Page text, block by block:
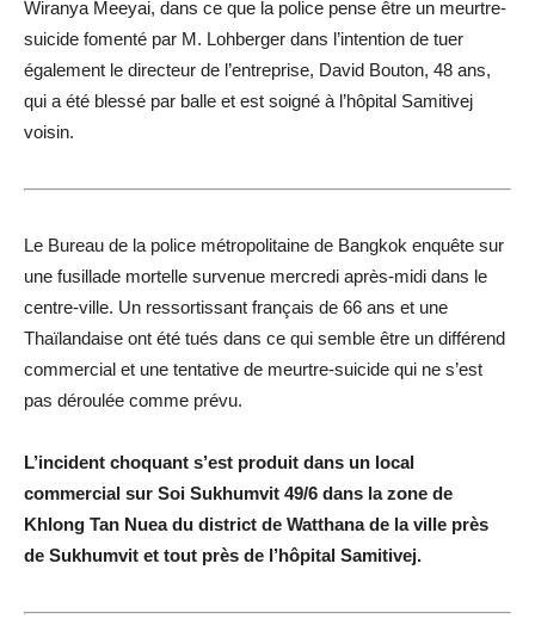
Wiranya Meeyai, dans ce que la police pense être un meurtre-
suicide fomenté par M. Lohberger dans l’intention de tuer
également le directeur de l’entreprise, David Bouton, 48 ans,
qui a été blessé par balle et est soigné à l’hôpital Samitivej
voisin.
Le Bureau de la police métropolitaine de Bangkok enquête sur
une fusillade mortelle survenue mercredi après-midi dans le
centre-ville. Un ressortissant français de 66 ans et une
Thaïlandaise ont été tués dans ce qui semble être un différend
commercial et une tentative de meurtre-suicide qui ne s’est
pas déroulée comme prévu.
L’incident choquant s’est produit dans un local
commercial sur Soi Sukhumvit 49/6 dans la zone de
Khlong Tan Nuea du district de Watthana de la ville près
de Sukhumvit et tout près de l’hôpital Samitivej.